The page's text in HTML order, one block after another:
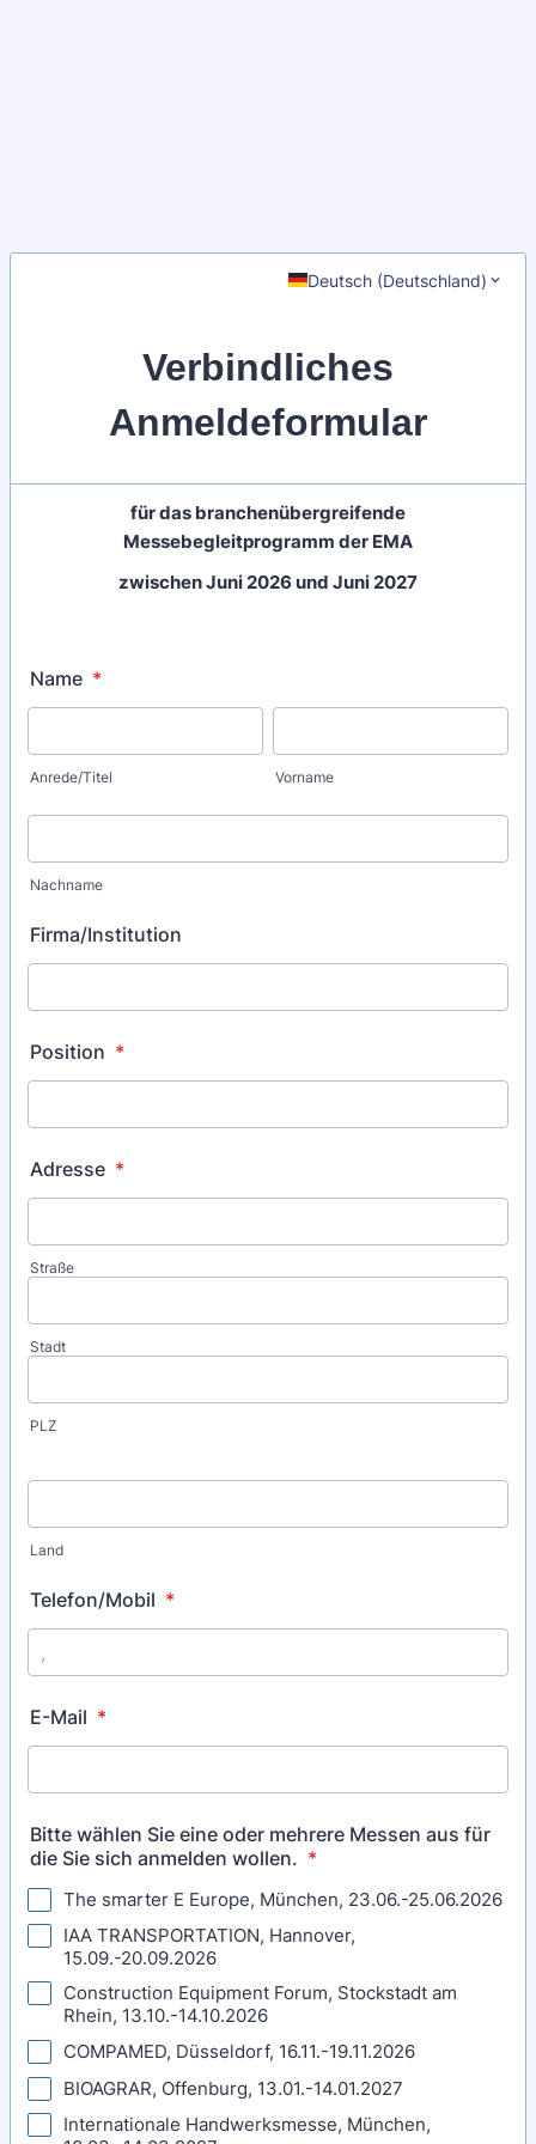
Deutsch (Deutschland)
Verbindliches
Anmeldeformular
für das branchenübergreifende
Messebegleitprogramm der EMA
zwischen Juni 2026 und Juni 2027
Name *
Anrede/Titel Vorname
Nachname
Firma/Institution
Position *
Adresse *
Straße
Stadt
PLZ
Land
Telefon/Mobil *
E-Mail *
Bitte wählen Sie eine oder mehrere Messen aus für
die Sie sich anmelden wollen. *
The smarter E Europe, München, 23.06.-25.06.2026
IAA TRANSPORTATION, Hannover,
15.09.-20.09.2026
Construction Equipment Forum, Stockstadt am
Rhein, 13.10.-14.10.2026
COMPAMED, Düsseldorf, 16.11.-19.11.2026
BIOAGRAR, Offenburg, 13.01.-14.01.2027
Internationale Handwerksmesse, München,